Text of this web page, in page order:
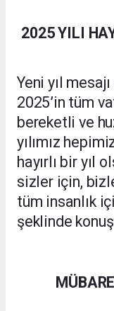
2025 YILI
Yeni yıl
2025’in tüm
bereketli ve
yılımız
hayırlı bir yıl
sizler için,
tüm insanlık
şeklinde